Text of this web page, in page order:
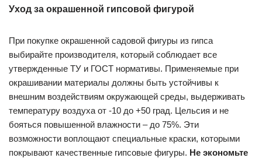
Уход за окрашенной гипсовой фигурой
При покупке окрашенной садовой фигуры из гипса
выбирайте производителя, который соблюдает все
утвержденные ТУ и ГОСТ нормативы. Применяемые при
окрашивании материалы должны быть устойчивы к
внешним воздействиям окружающей среды, выдерживать
температуру воздуха от -10 до +50 град. Цельсия и не
бояться повышенной влажности – до 75%. Эти
возможности воплощают специальные краски, которыми
покрывают качественные гипсовые фигуры. Не экономьте